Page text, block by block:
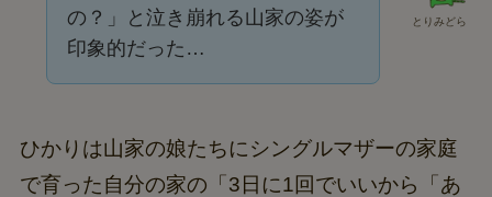
とりみどら
の？」と泣き崩れる山家の姿が
印象的だった…
ひかりは山家の娘たちにシングルマザーの家庭
で育った自分の家の「3日に1回でいいから「あ